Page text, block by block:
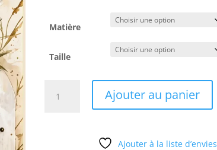
prix :
5,50 €
9,00 €
Matière
Taille
Ajouter au panier
Ajouter à la liste d’envies